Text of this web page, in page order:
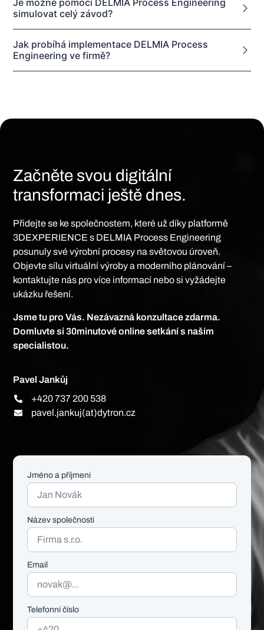
Je možné pomocí DELMIA Process Engineering
simulovat celý závod?
Jak probíhá implementace DELMIA Process
Engineering ve firmě?
Začněte svou digitální
transformaci ještě dnes.
Přidejte se ke společnostem, které už díky platformě
3DEXPERIENCE s DELMIA Process Engineering
posunuly své výrobní procesy na světovou úroveň.
Objevte sílu virtuální výroby a moderního plánování –
kontaktujte nás pro více informací nebo si vyžádejte
ukázku řešení.
Jsme tu pro Vás. Nezávazná konzultace zdarma.
Domluvte si 30minutové online setkání s naším
specialistou.
Pavel Jankůj
+420 737 200 538
pavel.jankuj(at)dytron.cz
Jméno a příjmeni
Název společnosti
Email
Telefonní číslo